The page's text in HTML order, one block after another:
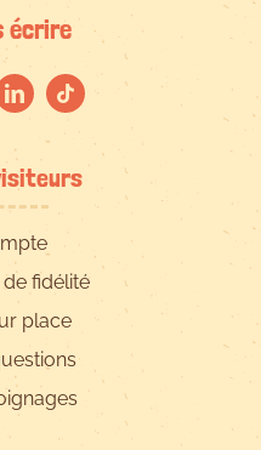
écrire
fidélité
place